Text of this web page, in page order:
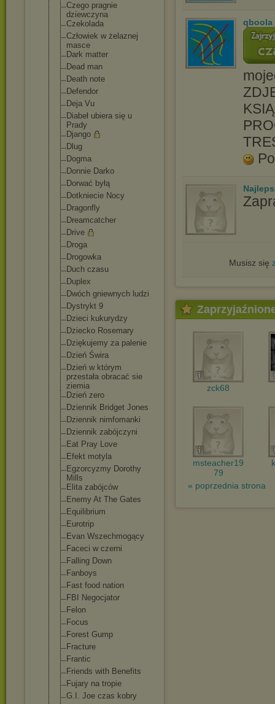
Czego pragnie
dziewczyna
Czekolada
Człowiek w żelaznej
masce
Dark matter
Dead man
Death note
Defendor
Deja Vu
Diabeł ubiera się u
Prady
Django
Dlug
Dogma
Donnie Darko
Dorwać byłą
Dotkniecie Nocy
Dragonfly
Dreamcatcher
Drive
Droga
Drogowka
Duch czasu
Duplex
Dwóch gniewnych ludzi
Dystrykt 9
Dzieci kukurydzy
Dziecko Rosemary
Dziękujemy za palenie
Dzień Świra
Dzień w którym
przestała obracać sie
ziemia
Dzień zero
Dziennik Bridget Jones
Dziennik nimfomanki
Dziennik zabójczyni
Eat Pray Love
Efekt motyla
Egzorcyzmy Dorothy
Mills
Elita zabójców
Enemy At The Gates
Equilibrium
Eurotrip
Evan Wszechmogący
Faceci w czerni
Falling Down
Fanboys
Fast food nation
FBI Negocjator
Felon
Focus
Forest Gump
Fracture
Frantic
Friends with Benefits
Fujary na tropie
G.I. Joe czas kobry
qboola
Musisz się
zck68
msteacher19
79
« poprzednia strona